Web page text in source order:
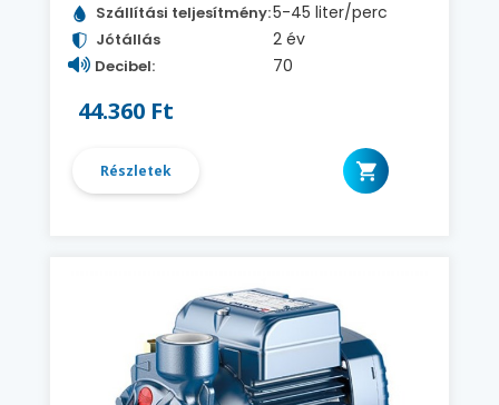
Szállítási teljesítmény:5-45 liter/perc
Jótállás 2 év
Decibel: 70
44.360 Ft
Részletek